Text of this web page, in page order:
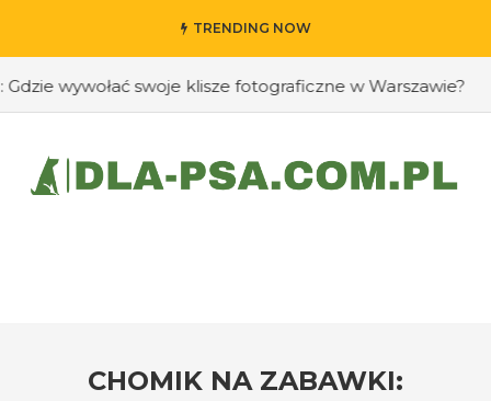
TRENDING NOW
wywołać swoje klisze fotograficzne w Warszawie?
CHOMIK NA ZABAWKI: